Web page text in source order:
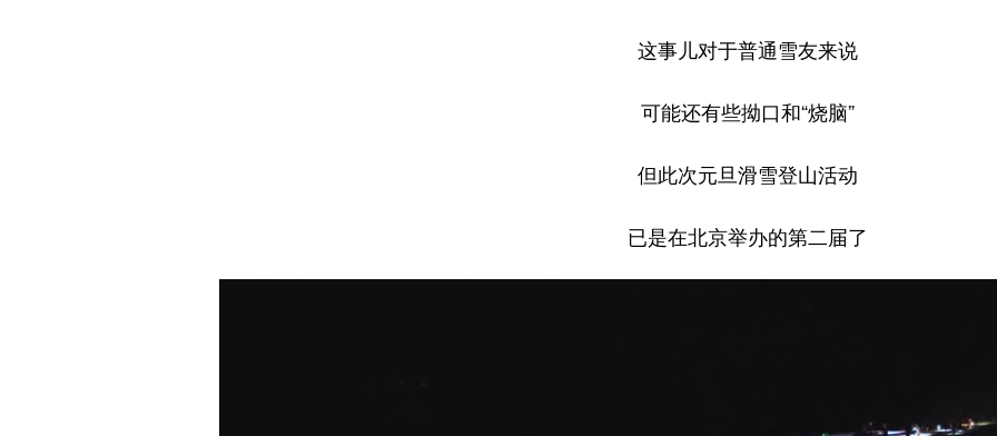
这事儿对于普通雪友来说
可能还有些拗口和“烧脑”
但此次元旦滑雪登山活动
已是在北京举办的第二届了